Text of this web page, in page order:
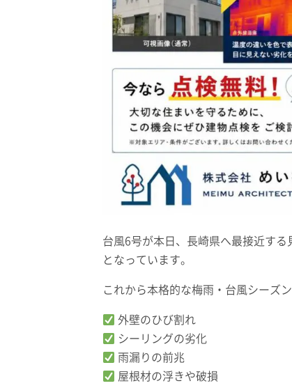
台風6号が本日、長崎県へ最接近す
となっています。
これから本格的な梅雨・台風シーズン
外壁のひび割れ
シーリングの劣化
雨漏りの前兆
屋根材の浮きや破損